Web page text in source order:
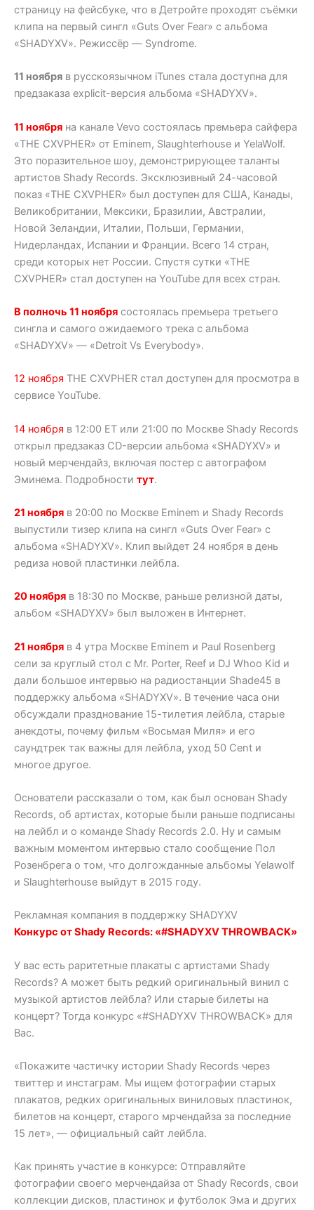
страницу на фейсбуке, что в Детройте проходят съёмки
клипа на первый сингл «Guts Over Fear» с альбома
«SHADYXV». Режиссёр — Syndrome.
11 ноября в русскоязычном iTunes стала доступна для
предзаказа explicit-версия альбома «SHADYXV».
11 ноября на канале Vevo состоялась премьера сайфера
«THE CXVPHER» от Eminem, Slaughterhouse и YelaWolf.
Это поразительное шоу, демонстрирующее таланты
артистов Shady Records. Эксклюзивный 24-часовой
показ «THE CXVPHER» был доступен для США, Канады,
Великобритании, Мексики, Бразилии, Австралии,
Новой Зеландии, Италии, Польши, Германии,
Нидерландах, Испании и Франции. Всего 14 стран,
среди которых нет России. Спустя сутки «THE
CXVPHER» стал доступен на YouTube для всех стран.
В полночь 11 ноября состоялась премьера третьего
сингла и самого ожидаемого трека с альбома
«SHADYXV» — «Detroit Vs Everybody».
12 ноября THE CXVPHER стал доступен для просмотра в
сервисе YouTube.
14 ноября в 12:00 ET или 21:00 по Москве Shady Records
открыл предзаказ CD-версии альбома «SHADYXV» и
новый мерчендайз, включая постер с автографом
Эминема. Подробности тут.
21 ноября в 20:00 по Москве Eminem и Shady Records
выпустили тизер клипа на сингл «Guts Over Fear» с
альбома «SHADYXV». Клип выйдет 24 ноября в день
редиза новой пластинки лейбла.
20 ноября в 18:30 по Москве, раньше релизной даты,
альбом «SHADYXV» был выложен в Интернет.
21 ноября в 4 утра Москве Eminem и Paul Rosenberg
сели за круглый стол с Mr. Porter, Reef и DJ Whoo Kid и
дали большое интервью на радиостанции Shade45 в
поддержку альбома «SHADYXV». В течение часа они
обсуждали празднование 15-тилетия лейбла, старые
анекдоты, почему фильм «Восьмая Миля» и его
саундтрек так важны для лейбла, уход 50 Cent и
многое другое.
Основатели рассказали о том, как был основан Shady
Records, об артистах, которые были раньше подписаны
на лейбл и о команде Shady Records 2.0. Ну и самым
важным моментом интервью стало сообщение Пол
Розенбрега о том, что долгожданные альбомы Yelawolf
и Slaughterhouse выйдут в 2015 году.
Рекламная компания в поддержку SHADYXV
Конкурс от Shady Records: «#SHADYXV THROWBACK»
У вас есть раритетные плакаты с артистами Shady
Records? А может быть редкий оригинальный винил с
музыкой артистов лейбла? Или старые билеты на
концерт? Тогда конкурс «#SHADYXV THROWBACK» для
Вас.
«Покажите частичку истории Shady Records через
твиттер и инстаграм. Мы ищем фотографии старых
плакатов, редких оригинальных виниловых пластинок,
билетов на концерт, старого мрчендайза за последние
15 лет», — официальный сайт лейбла.
Как принять участие в конкурсе: Отправляйте
фотографии своего мерчендайза от Shady Records, свои
коллекции дисков, пластинок и футболок Эма и других